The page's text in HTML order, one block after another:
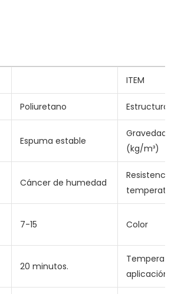
ITEM
Poliuretano
Espuma estable
Gravedad
(kg/m³)
Cáncer de humedad
7-15 Color
20 minutos.
aplicación